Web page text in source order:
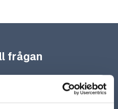
frågan
fel eller avbrott på